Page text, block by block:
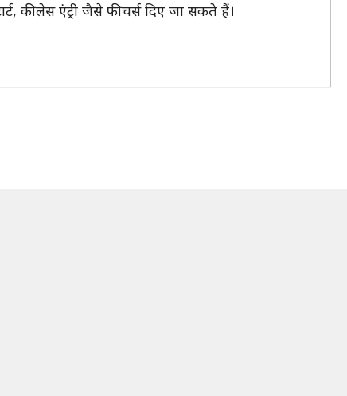
कीलेस एंट्री जैसे फीचर्स दिए जा सकते हैं।